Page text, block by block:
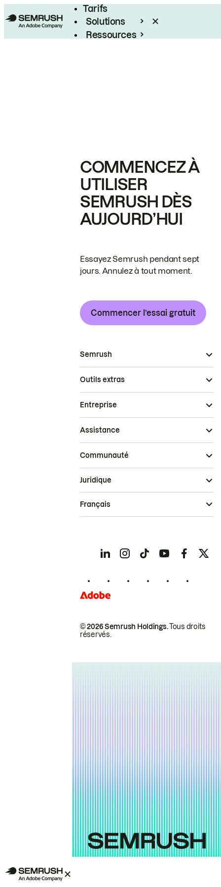
Tarifs
Solutions
Ressources
COMMENCEZ À
UTILISER
SEMRUSH DÈS
AUJOURD’HUI
Essayez Semrush pendant sept
jours. Annulez à tout moment.
Commencer l’essai gratuit
Semrush
Outils extras
Entreprise
Assistance
Communauté
© 2026 Semrush Holdings.Tous droits
réservés.
Juridique
Français